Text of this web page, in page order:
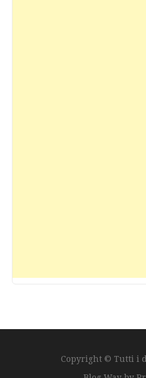
Copyright © Tutti i